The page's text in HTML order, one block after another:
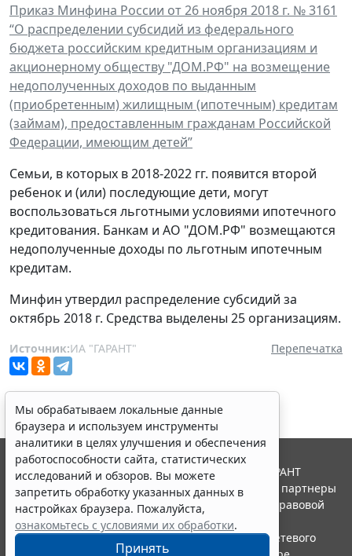
Приказ Минфина России от 26 ноября 2018 г. № 3161
“О распределении субсидий из федерального
бюджета российским кредитным организациям и
акционерному обществу "ДОМ.РФ" на возмещение
недополученных доходов по выданным
(приобретенным) жилищным (ипотечным) кредитам
(займам), предоставленным гражданам Российской
Федерации, имеющим детей”
Семьи, в которых в 2018-2022 гг. появится второй
ребенок и (или) последующие дети, могут
воспользоваться льготными условиями ипотечного
кредитования. Банкам и АО "ДОМ.РФ" возмещаются
недополученные доходы по льготным ипотечным
кредитам.
Минфин утвердил распределение субсидий за
октябрь 2018 г. Средства выделены 25 организациям.
Источник:ИА "ГАРАНТ" Перепечатка
Мы обрабатываем локальные данные
браузера и используем инструменты
аналитики в целях улучшения и обеспечения
работоспособности сайта, статистических
исследований и обзоров. Вы можете
запретить обработку указанных данных в
настройках браузера. Пожалуйста,
ознакомьтесь с условиями их обработки.
Принять
© ООО "НПП "ГАРАНТ-СЕРВИС", 2026. Система ГАРАНТ
выпускается с 1990 года. Компания "Гарант" и ее партнеры
являются участниками Российской ассоциации правовой
информации ГАРАНТ.
Портал ГАРАНТ.РУ зарегистрирован в качестве сетевого